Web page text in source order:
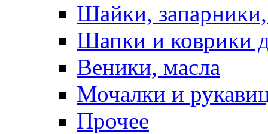
Шайки,
Шапки и коврики
Веники, масла
Мочалки и
Прочее